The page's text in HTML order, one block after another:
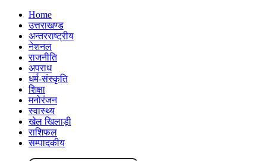
Home
उत्तराखण्ड
अन्तरराष्ट्रीय
नेशनल
राजनीति
अपराध
धर्म-संस्कृति
शिक्षा
मनोरंजन
स्वास्थ्य
खेल खिलाड़ी
राशिफल
सम्पादकीय